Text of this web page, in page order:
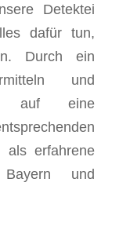
Detektei
dafür tun,
Durch ein
und
auf eine
als erfahrene
und